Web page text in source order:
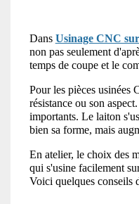
Dans Usinage CNC
non pas seulement
temps de coupe et le
Pour les pièces usinées
résistance ou son
importants. Le laiton
bien sa forme, mais
En atelier, le choix des
qui s'usine facilement
Voici quelques conseils